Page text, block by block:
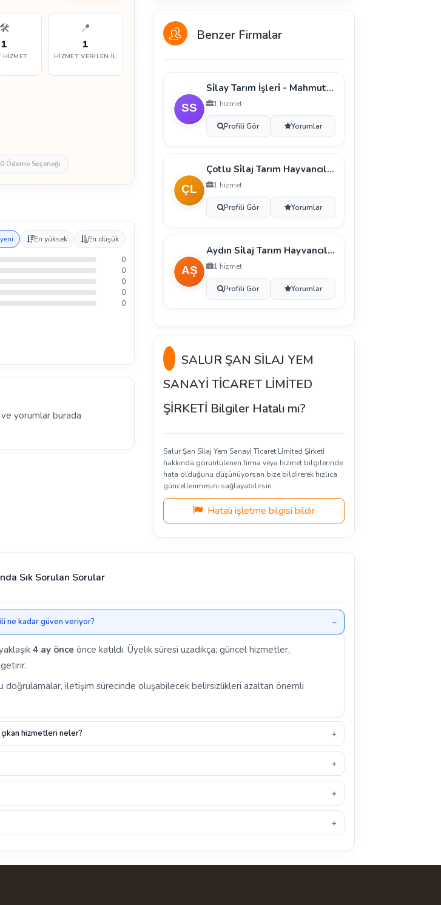
🛠️
1
HIZMET
📍
1
HIZMET VERILEN İL
0 Ödeme Seçeneği
En yüksek En düşük
0
0
0
0
0
ve yorumlar burada
Benzer Firmalar
Si̇lay Tarım İşleri̇ - Mahmut Si̇lay
1 hizmet
Profili Gör Yorumlar
Çotlu Si̇laj Tarım Hayvancılık Sanayi̇ Ve Ti̇caret Li̇
1 hizmet
Profili Gör Yorumlar
Aydın Si̇laj Tarım Hayvancılık Ve Ti̇caret Li̇mi̇ted Ş
1 hizmet
Profili Gör Yorumlar
SALUR ŞAN SİLAJ YEM
SANAYİ TİCARET LİMİTED
ŞİRKETİ Bilgiler Hatalı mı?
Salur Şan Si̇laj Yem Sanayi̇ Ti̇caret Li̇mi̇ted Şi̇rketi̇
hakkında görüntülenen firma veya hizmet bilgilerinde
hata olduğunu düşünüyorsan bize bildirerek hızlıca
güncellenmesini sağlayabilirsin.
Hatalı işletme bilgisi bildir
Sık Sorulan Sorular
ne kadar güven veriyor?
4 ay önce önce katıldı. Üyelik süresi uzadıkça; güncel hizmetler,
doğrulamalar, iletişim sürecinde oluşabilecek belirsizlikleri azaltan önemli
hizmetleri neler?